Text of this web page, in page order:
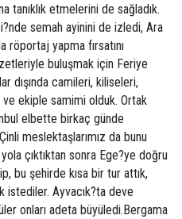
tanıklık etmelerini de sağladık.
semah ayinini de izledi, Ara
röportaj yapma fırsatını
buluşmak için Feriye
dışında camileri, kiliseleri,
ve ekiple samimi olduk. Ortak
elbette birkaç günde
meslektaşlarımız da bunu
çıktıktan sonra Ege?ye doğru
bu şehirde kısa bir tur attık,
istediler. Ayvacık?ta deve
onları adeta büyüledi.Bergama